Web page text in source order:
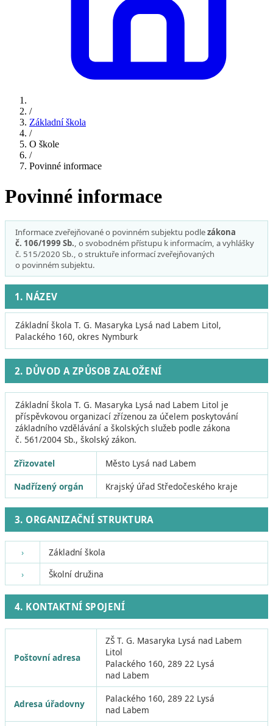
/
Základní škola
/
O škole
/
Povinné informace
Povinné informace
Informace zveřejňované o povinném subjektu podlezákona
č. 106/1999 Sb., o svobodném přístupu k informacím, a vyhlášky
č. 515/2020 Sb., o struktuře informací zveřejňovaných
o povinném subjektu.
1. NÁZEV
Základní škola T. G. Masaryka Lysá nad Labem Litol,
Palackého 160, okres Nymburk
2. DŮVOD A ZPŮSOB ZALOŽENÍ
Základní škola T. G. Masaryka Lysá nad Labem Litol je
příspěvkovou organizací zřízenou za účelem poskytování
základního vzdělávání a školských služeb podle zákona
č. 561/2004 Sb., školský zákon.
Zřizovatel
Město Lysá nad Labem
Nadřízený orgán
Krajský úřad Středočeského kraje
3. ORGANIZAČNÍ STRUKTURA
›
Základní škola
›
Školní družina
4. KONTAKTNÍ SPOJENÍ
Poštovní adresa
ZŠ T. G. Masaryka Lysá nad Labem
Litol
Palackého 160, 289 22 Lysá
nad Labem
Adresa úřadovny
Palackého 160, 289 22 Lysá
nad Labem